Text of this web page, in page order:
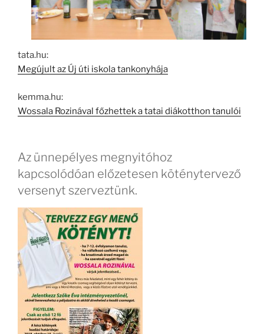
tata.hu:
Megújult az Új úti iskola tankonyhája
kemma.hu:
Wossala Rozinával főzhettek a tatai diákotthon tanulói
Az ünnepélyes megnyitóhoz
kapcsolódóan előzetesen köténytervező
versenyt szerveztünk.